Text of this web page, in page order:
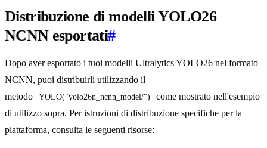
Distribuzione di modelli YOLO26
NCNN esportati#
Dopo aver esportato i tuoi modelli Ultralytics YOLO26 nel formato
NCNN, puoi distribuirli utilizzando il
metodo
YOLO("yolo26n_ncnn_model/")
come mostrato nell'esempio
di utilizzo sopra. Per istruzioni di distribuzione specifiche per la
piattaforma, consulta le seguenti risorse: